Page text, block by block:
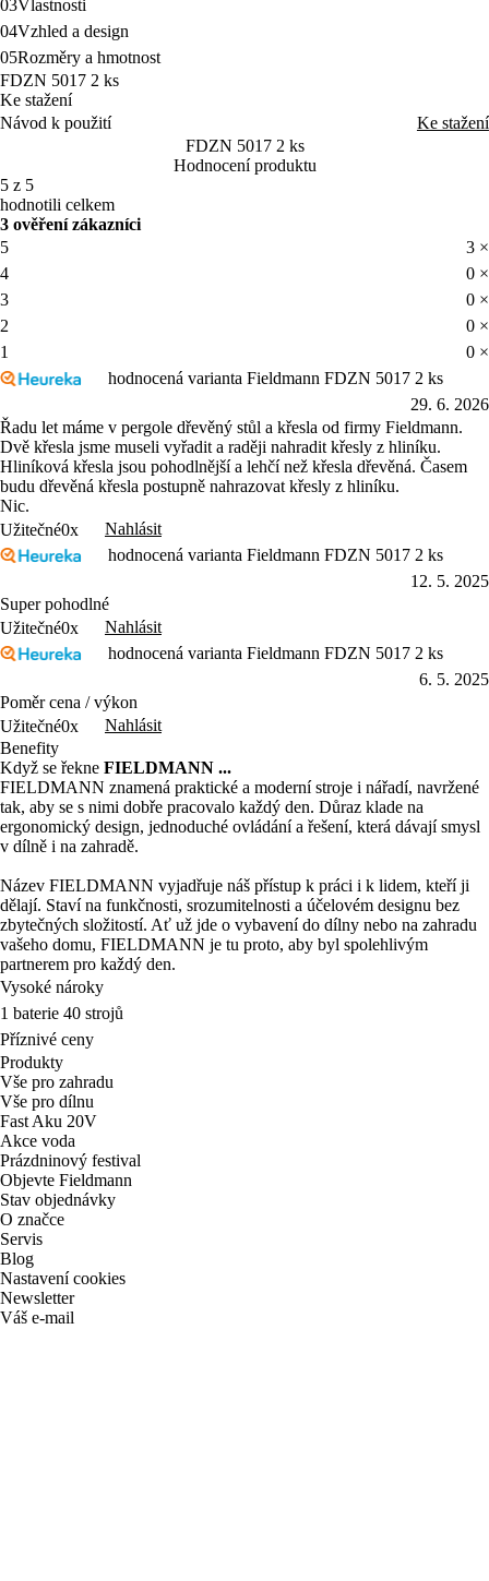
03Vlastnosti
04Vzhled a design
05Rozměry a hmotnost
FDZN 5017 2 ks
Ke stažení
Návod k použití
Ke stažení
FDZN 5017 2 ks
Hodnocení produktu
5 z 5
hodnotili celkem
3 ověření zákazníci
5
3 ×
4
0 ×
3
0 ×
2
0 ×
1
0 ×
hodnocená varianta Fieldmann FDZN 5017 2 ks
29. 6. 2026
Řadu let máme v pergole dřevěný stůl a křesla od firmy Fieldmann.
Dvě křesla jsme museli vyřadit a raději nahradit křesly z hliníku.
Hliníková křesla jsou pohodlnější a lehčí než křesla dřevěná. Časem
budu dřevěná křesla postupně nahrazovat křesly z hliníku.
Nic.
Užitečné0x
Nahlásit
hodnocená varianta Fieldmann FDZN 5017 2 ks
12. 5. 2025
Super pohodlné
Užitečné0x
Nahlásit
hodnocená varianta Fieldmann FDZN 5017 2 ks
6. 5. 2025
Poměr cena / výkon
Užitečné0x
Nahlásit
Benefity
Když se řekne FIELDMANN ...
FIELDMANN znamená praktické a moderní stroje i nářadí, navržené
tak, aby se s nimi dobře pracovalo každý den. Důraz klade na
ergonomický design, jednoduché ovládání a řešení, která dávají smysl
v dílně i na zahradě.
Název FIELDMANN vyjadřuje náš přístup k práci i k lidem, kteří ji
dělají. Staví na funkčnosti, srozumitelnosti a účelovém designu bez
zbytečných složitostí. Ať už jde o vybavení do dílny nebo na zahradu
vašeho domu, FIELDMANN je tu proto, aby byl spolehlivým
partnerem pro každý den.
Vysoké nároky
1 baterie 40 strojů
Příznivé ceny
Produkty
Vše pro zahradu
Vše pro dílnu
Fast Aku 20V
Akce voda
Prázdninový festival
Objevte Fieldmann
Stav objednávky
O značce
Servis
Blog
Nastavení cookies
Newsletter
Váš e-mail